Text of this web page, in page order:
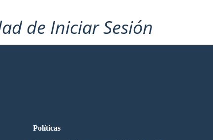
de Iniciar Sesión
Políticas